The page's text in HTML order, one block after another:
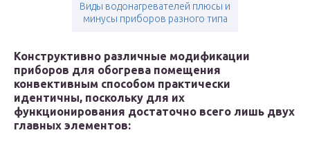
Виды водонагревателей плюсы и
минусы приборов разного типа
Конструктивно различные модификации
приборов для обогрева помещения
конвективным способом практически
идентичны, поскольку для их
функционирования достаточно всего лишь двух
главных элементов: